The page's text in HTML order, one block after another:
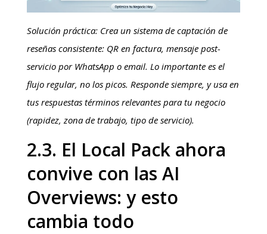
Solución práctica: Crea un sistema de captación de
reseñas consistente: QR en factura, mensaje post-
servicio por WhatsApp o email. Lo importante es el
flujo regular, no los picos. Responde siempre, y usa en
tus respuestas términos relevantes para tu negocio
(rapidez, zona de trabajo, tipo de servicio).
2.3. El Local Pack ahora
convive con las AI
Overviews: y esto
cambia todo